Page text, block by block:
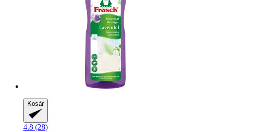
Kosár
4.8 (28)